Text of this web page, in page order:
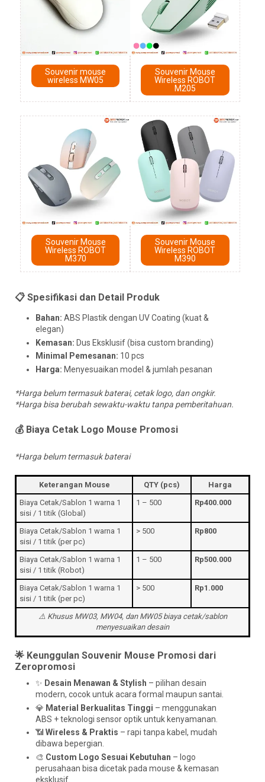
Souvenir mouse
wireless MW05
Souvenir Mouse
Wireless ROBOT
M205
Souvenir Mouse
Wireless ROBOT
M370
Souvenir Mouse
Wireless ROBOT
M390
📋 Spesifikasi dan Detail Produk
Bahan: ABS Plastik dengan UV Coating (kuat &
elegan)
Kemasan: Dus Eksklusif (bisa custom branding)
Minimal Pemesanan: 10 pcs
Harga: Menyesuaikan model & jumlah pesanan
*Harga belum termasuk baterai, cetak logo, dan ongkir.
*Harga bisa berubah sewaktu-waktu tanpa pemberitahuan.
💰 Biaya Cetak Logo Mouse Promosi
*Harga belum termasuk baterai
Keterangan Mouse QTY (pcs)
Harga
Biaya Cetak/Sablon 1 warna 1
sisi / 1 titik (Global)
1 – 500 Rp400.000
Biaya Cetak/Sablon 1 warna 1
sisi / 1 titik (per pc)
> 500 Rp800
Biaya Cetak/Sablon 1 warna 1
sisi / 1 titik (Robot)
1 – 500 Rp500.000
Biaya Cetak/Sablon 1 warna 1
sisi / 1 titik (per pc)
> 500 Rp1.000
⚠️ Khusus MW03, MW04, dan MW05 biaya cetak/sablon
menyesuaikan desain
🌟 Keunggulan Souvenir Mouse Promosi dari
Zeropromosi
✨ Desain Menawan & Stylish – pilihan desain
modern, cocok untuk acara formal maupun santai.
💎 Material Berkualitas Tinggi – menggunakan
ABS + teknologi sensor optik untuk kenyamanan.
📶 Wireless & Praktis – rapi tanpa kabel, mudah
dibawa bepergian.
🎨 Custom Logo Sesuai Kebutuhan – logo
perusahaan bisa dicetak pada mouse & kemasan
eksklusif.